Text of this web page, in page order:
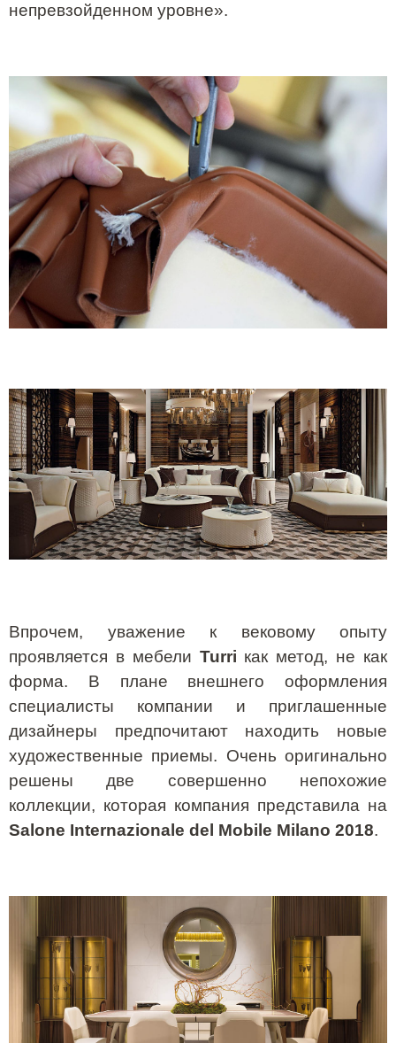
непревзойденном уровне».
Впрочем, уважение к вековому опыту
проявляется в мебели Turri как метод, не как
форма. В плане внешнего оформления
специалисты компании и приглашенные
дизайнеры предпочитают находить новые
художественные приемы. Очень оригинально
решены две совершенно непохожие
коллекции, которая компания представила на
Salone Internazionale del Mobile Milano 2018.